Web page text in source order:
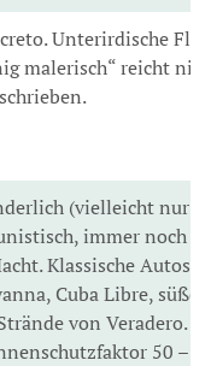
Unterirdische
malerisch“ reicht
(vielleicht nur
immer noch
Klassische Autos
Cuba Libre, süße
von Veradero.
50 –